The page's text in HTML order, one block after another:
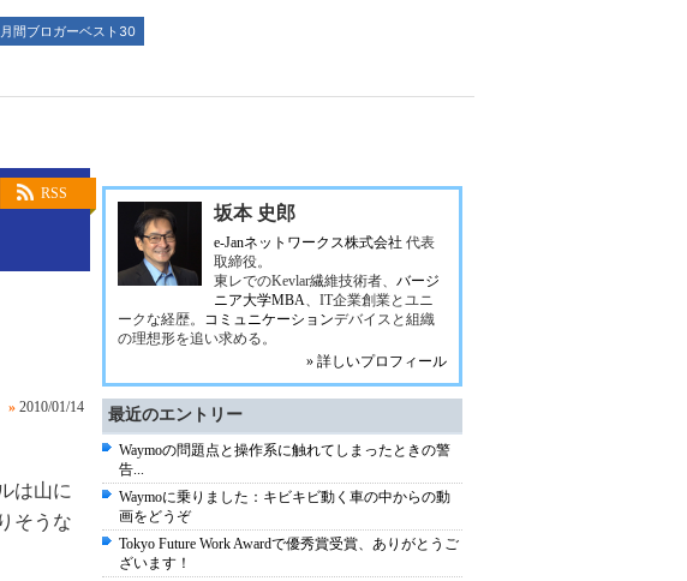
月間ブロガーベスト30
RSS
» 2010/01/14
は山に
そうな
坂本 史郎
e-Janネットワークス株式会社 代表
取締役。
東レでのKevlar繊維技術者、 バージ
ニア大学MBA、IT企業創業とユニ
ークな経歴。 コミュニケーションデバイスと組織
の理想形を追い求める。
» 詳しいプロフィール
最近のエントリー
Waymoの問題点と操作系に触れてしまったときの警
告...
Waymoに乗りました：キビキビ動く車の中からの動
画をどうぞ
Tokyo Future Work Awardで優秀賞受賞、ありがとうご
ざいます！